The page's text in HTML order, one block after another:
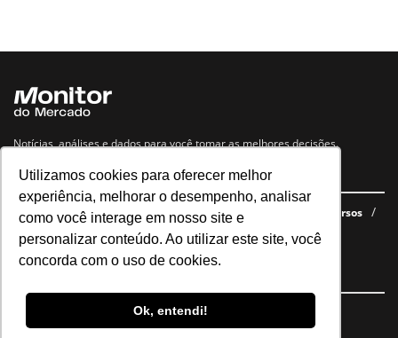
Utilizamos cookies para oferecer melhor
experiência, melhorar o desempenho, analisar
como você interage em nosso site e
personalizar conteúdo. Ao utilizar este site, você
concorda com o uso de cookies.
Ok, entendi!
Notícias, análises e dados para você tomar as melhores decisões.
Navegue no site
Últimas notícias Quem somos E-books gratuitos
Cursos
Política de privacidade